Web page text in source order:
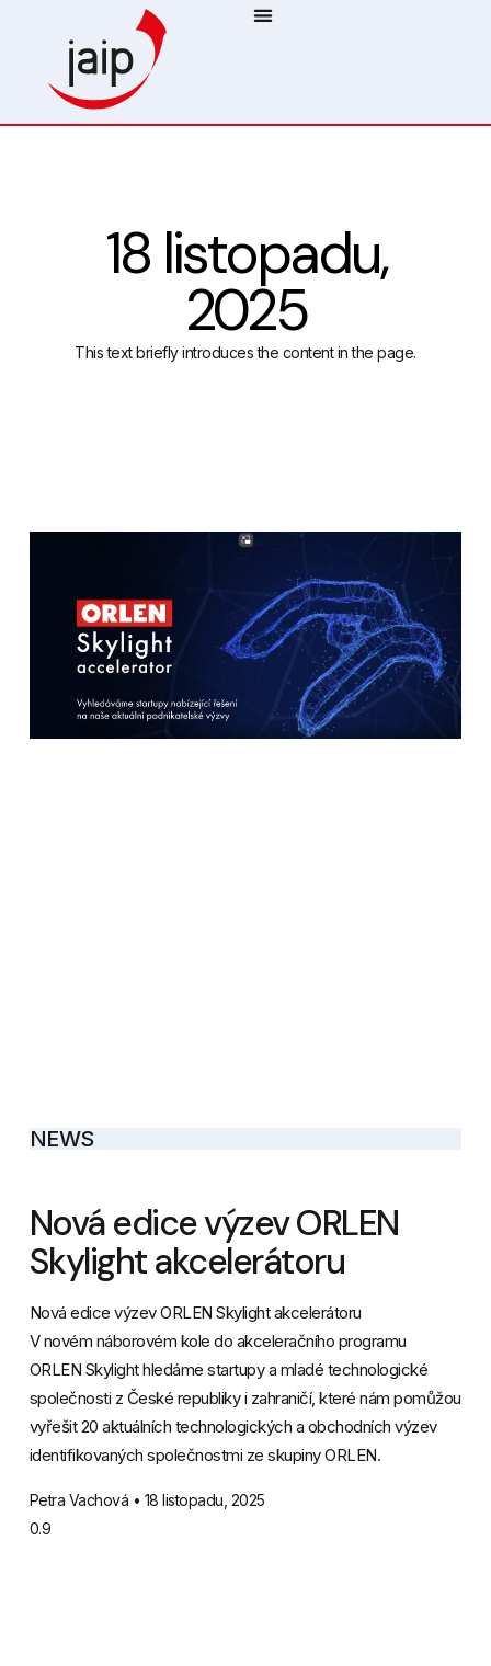
18 listopadu,
2025
This text briefly introduces the content in the page.
NEWS
Nová edice výzev ORLEN
Skylight akcelerátoru
Nová edice výzev ORLEN Skylight akcelerátoru
V novém náborovém kole do akceleračního programu
ORLEN Skylight hledáme startupy a mladé technologické
společnosti z České republiky i zahr​aničí, které nám pomůžou
vyřešit 20 aktuálních technologických a obchodních výzev
identifikovaných společnostmi ze skupiny ORLEN.
Petra Vachová 18 listopadu, 2025